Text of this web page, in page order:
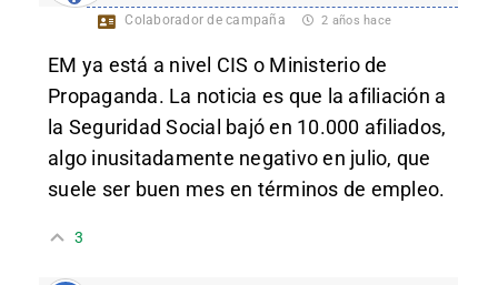
Colaborador de campaña 2 años hace
EM ya está a nivel CIS o Ministerio de
Propaganda. La noticia es que la afiliación a
la Seguridad Social bajó en 10.000 afiliados,
algo inusitadamente negativo en julio, que
suele ser buen mes en términos de empleo.
3